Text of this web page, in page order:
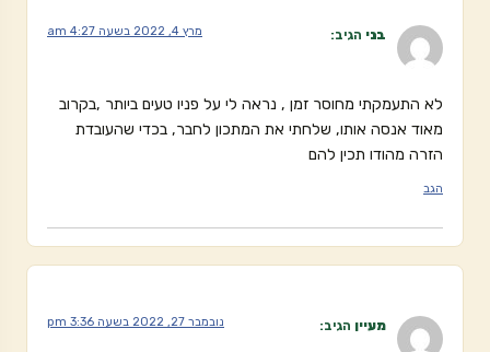
בני הגיב: מרץ 4, 2022 בשעה 4:27 am
לא התעמקתי מחוסר זמן , נראה לי על פניו טעים ביותר ,בקרוב
מאוד אנסה אותו, שלחתי את המתכון לחבר, בכדי שהעובדת
הזרה מהודו תכין להם
הגב
מעיין הגיב: נובמבר 27, 2022 בשעה 3:36 pm